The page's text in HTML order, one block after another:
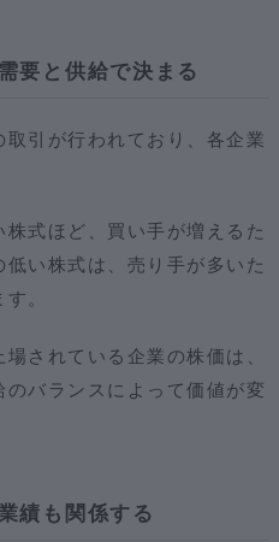
要と供給で決まる
引が行われており、各企業
式ほど、買い手が増えるた
い株式は、売り手が多いた
。
されている企業の株価は、
バランスによって価値が変
績も関係する